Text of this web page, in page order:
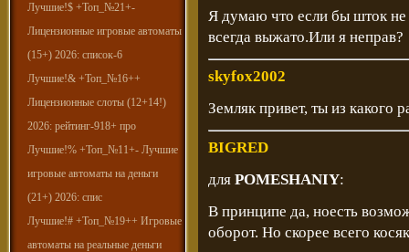
Лучшие!$ +Топ_№21+-
Лицензионные игровые автоматы
(15+) 2026: список-6
Лучшие!& +Топ_№16++
Лицензионные слоты (12+14!)
2026: рейтинг-918+ про
Лучшие!% +Топ_№11+- Лучшие
игровые автоматы на деньги
(21+) 2026: спис
Лучшие!# +Топ_№19++ Игровые
автоматы на реальные деньги
Я думаю что если бы шток не
всегда выжато.Или я неправ?
skyfox2002
Земляк привет, ты из какого
BIGRED
для POMESHANIY:
В принципе да, ноесть
оборот. Но скорее всего